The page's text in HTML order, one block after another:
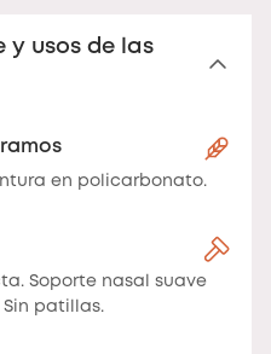
y usos de las
en policarbonato.
Soporte nasal suave
patillas.